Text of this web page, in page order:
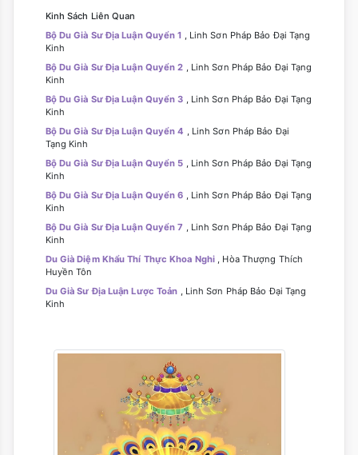
Kinh Sách Liên Quan
Bộ Du Già Sư Địa Luận Quyển 1
, Linh Sơn Pháp Bảo Đại Tạng
Kinh
Bộ Du Già Sư Địa Luận Quyển 2
, Linh Sơn Pháp Bảo Đại Tạng
Kinh
Bộ Du Già Sư Địa Luận Quyển 3
, Linh Sơn Pháp Bảo Đại Tạng
Kinh
Bộ Du Già Sư Địa Luận Quyển 4
, Linh Sơn Pháp Bảo Đại
Tạng Kinh
Bộ Du Già Sư Địa Luận Quyển 5
, Linh Sơn Pháp Bảo Đại Tạng
Kinh
Bộ Du Già Sư Địa Luận Quyển 6
, Linh Sơn Pháp Bảo Đại Tạng
Kinh
Bộ Du Già Sư Địa Luận Quyển 7
, Linh Sơn Pháp Bảo Đại Tạng
Kinh
Du Già Diệm Khẩu Thí Thực Khoa Nghi
, Hòa Thượng Thích
Huyền Tôn
Du Già Sư Địa Luận Lược Toản
, Linh Sơn Pháp Bảo Đại Tạng
Kinh